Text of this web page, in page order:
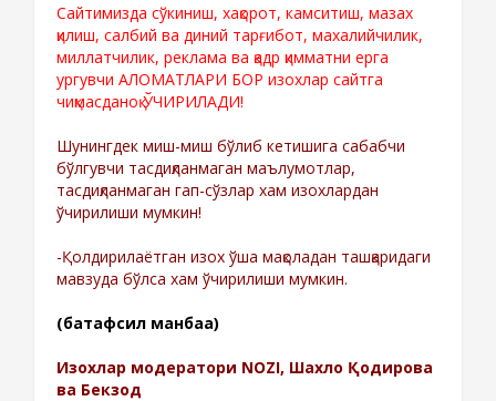
Сайтимизда сўкиниш, хақорот, камситиш, мазах
қилиш, салбий ва диний тарғибот, махалийчилик,
миллатчилик, реклама ва қадр қимматни ерга
ургувчи АЛОМАТЛАРИ БОР изохлар сайтга
чиқмасданоқ ЎЧИРИЛАДИ!
Шунингдек миш-миш бўлиб кетишига сабабчи
бўлгувчи тасдиқланмаган маълумотлар,
тасдиқланмаган гап-сўзлар хам изохлардан
ўчирилиши мумкин!
-Қолдирилаётган изох ўша мақоладан ташқаридаги
мавзуда бўлса хам ўчирилиши мумкин.
(батафсил манбаа)
Изохлар модератори NOZI, Шахло Қодирова
ва Бекзод